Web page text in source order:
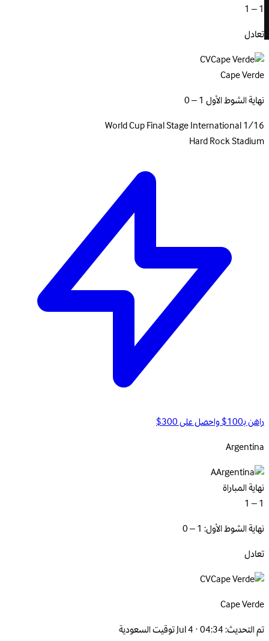
1 – 1
تعادل
CV
Cape Verde
نهاية الشوط الأول 1 – 0
World Cup Final StageInternational1/16
Hard Rock Stadium
راهن بـ100$ واحصل على 300$
Argentina
A
نهاية المباراة
1 – 1
نهاية الشوط الأول: 1 – 0
تعادل
CV
CapeVerde
تم التحديث:Jul 4 · 04:34 توقيت السعودية